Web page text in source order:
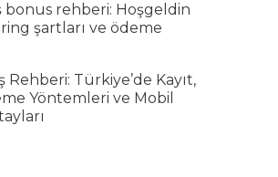
bonus rehberi: Hoşgeldin
şartları ve ödeme
Rehberi: Türkiye’de Kayıt,
Yöntemleri ve Mobil